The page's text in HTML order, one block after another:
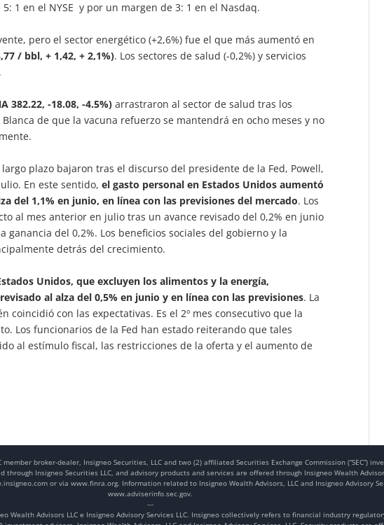
1 en el NYSE y por un margen de 3: 1 en el Nasdaq.
pero el sector energético (+2,6%) fue el que más aumentó en
/ bbl, + 1,42, + 2,1%). Los sectores de salud (-0,2%) y servicios
382.22, -18.08, -4.5%) arrastraron al sector de salud tras los
de que la vacuna refuerzo se mantendrá en ocho meses y no
plazo bajaron tras el discurso del presidente de la Fed, Powell,
En este sentido,el gasto personal en Estados Unidos aumentó
del 1,1% en junio, en línea con las previsiones del mercado. Los
al mes anterior en julio tras un avance revisado del 0,2% en junio
del 0,2%. Los beneficios sociales del gobierno y la
detrás del crecimiento.
Unidos, que excluyen los alimentos y la energía,
al alza del 0,5% en junio y en línea con las previsiones. La
coincidió con las expectativas. Es el 2º mes consecutivo que la
Los funcionarios de la Fed han estado reiterando que tales
al estímulo fiscal, las restricciones de la oferta y el aumento de
broker-dealer, Insigneo Securities, LLC and two (2) affiliated Securities Exchange Commission (“SEC”)
Insigneo Securities LLC, and advisory products and services are offered through Insigneo Wealth
or via www.finra.org. Information related to Insigneo Wealth Advisors, LLC and Insigneo Advisory
www.adviserinfo.sec.gov.
---
Wealth Advisors LLC e Insigneo Advisory Services LLC. Insigneo collectively refers to financial industry